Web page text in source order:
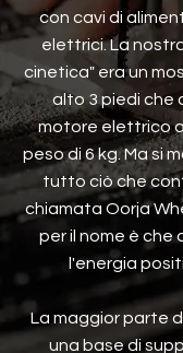
con cavi di
elettrici. La
cinetica" era un
alto 3 piedi che
motore elettrico
peso di 6 kg. Ma si
tutto ciò che
chiamata Oorja
per il nome è
l'energia
La maggior parte
una base di